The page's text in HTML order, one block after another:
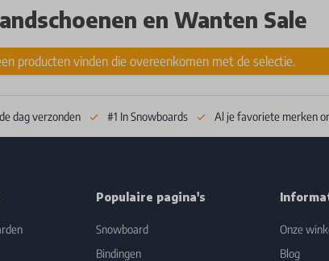
en Wanten Sale
producten vinden die overeenkomen met de selectie.
dag verzonden #1 In Snowboards Al je favoriete merken
Populaire pagina's
Snowboard
Bindingen
Onze
Blog